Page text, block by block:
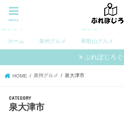
menu
ホーム 泉州グルメ 和歌山グルメ
ぷれぽじろぐ
HOME 泉州グルメ 泉大津市
泉大津市